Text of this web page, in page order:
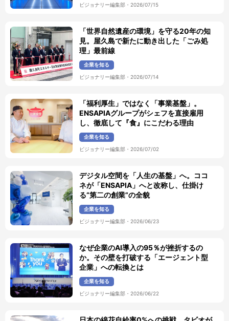
ビジョナリー編集部・ 2026/07/15
「世界自然遺産の環境」を守る20年の知
見。屋久島で新たに動き出した「ごみ処
理」最前線
企業を知る
ビジョナリー編集部・ 2026/07/14
「福利厚生」ではなく「事業基盤」。
ENSAPIAグループがシェフを直接雇用
し、徹底して『食』にこだわる理由
企業を知る
ビジョナリー編集部・ 2026/07/02
デジタル空間を「人生の基盤」へ。ココ
ネが「ENSAPIA」へと改称し、仕掛け
る“第二の創業”の全貌
企業を知る
ビジョナリー編集部・ 2026/06/23
なぜ企業のAI導入の95％が挫折するの
か。その壁を打破する「エージェント型
企業」への転換とは
企業を知る
ビジョナリー編集部・ 2026/06/22